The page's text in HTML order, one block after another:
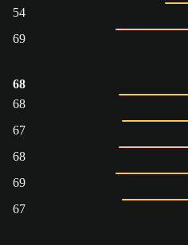
54
69
68
68
67
68
69
67